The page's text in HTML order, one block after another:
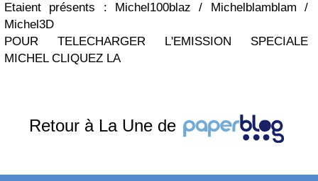
Etaient présents : Michel100blaz / Michelblamblam /
Michel3D
POUR TELECHARGER L'EMISSION SPECIALE
MICHEL CLIQUEZ LA
Retour à La Une de